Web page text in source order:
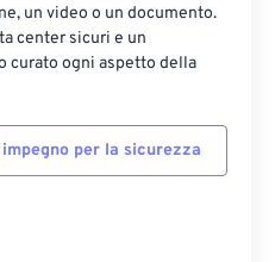
un video o un documento.
center sicuri e un
curato ogni aspetto della
per la sicurezza